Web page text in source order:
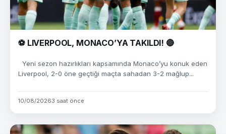
⚽ LIVERPOOL, MONACO’YA TAKILDI! 🔴
Yeni sezon hazırlıkları kapsamında Monaco’yu konuk eden
Liverpool, 2-0 öne geçtiği maçta sahadan 3-2 mağlup...
10/08/20263 saat önce